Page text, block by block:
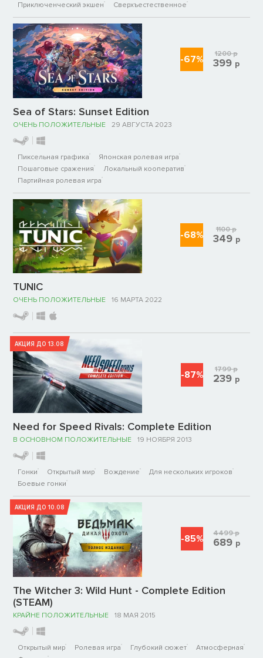
Приключенческий экшен
Сверхъестественное
Sea of Stars: Sunset Edition
ОЧЕНЬ ПОЛОЖИТЕЛЬНЫЕ 29 АВГУСТА 2023
Пиксельная графика
Японская ролевая игра
Пошаговые сражения
Локальный кооператив
Партийная ролевая игра
-67% 1200р
399 р
TUNIC
ОЧЕНЬ ПОЛОЖИТЕЛЬНЫЕ 16 МАРТА 2022
-68% 1100р
349 р
АКЦИЯ ДО 13.08
Need for Speed Rivals: Complete Edition
В ОСНОВНОМ ПОЛОЖИТЕЛЬНЫЕ 19 НОЯБРЯ 2013
Гонки Открытый мир Вождение
Для нескольких игроков
Боевые гонки
-87% 1799р
239 р
АКЦИЯ ДО 10.08
The Witcher 3: Wild Hunt - Complete Edition
(STEAM)
КРАЙНЕ ПОЛОЖИТЕЛЬНЫЕ 18 МАЯ 2015
Открытый мир Ролевая игра Глубокий сюжет
Атмосферная
-85% 4499р
689 р